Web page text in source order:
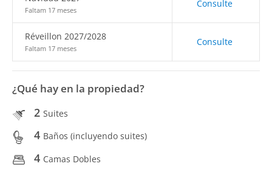
Faltam 17 meses
Consulte
Réveillon 2027/2028
Faltam 17 meses
Consulte
¿Qué hay en la propiedad?
2 Suites
4 Baños (incluyendo suites)
4 Camas Dobles